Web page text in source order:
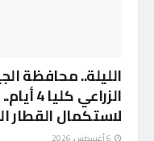
الليلة.. محافظة
لاستكمال القطار